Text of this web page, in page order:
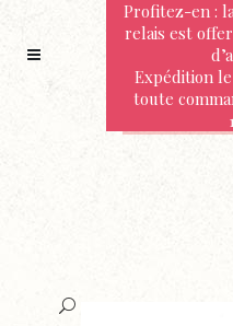
Profitez-en :
relais est
Expédition
toute